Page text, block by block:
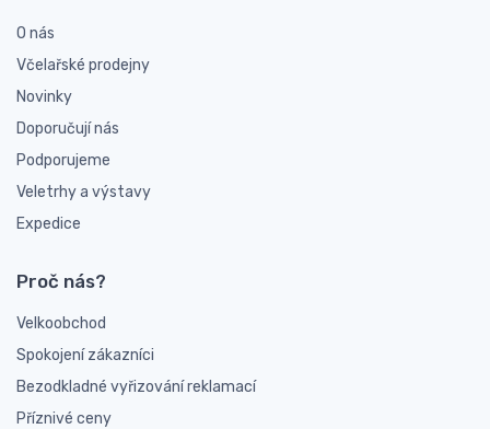
O nás
Včelařské prodejny
Novinky
Doporučují nás
Podporujeme
Veletrhy a výstavy
Expedice
Proč nás?
Velkoobchod
Spokojení zákazníci
Bezodkladné vyřizování reklamací
Příznivé ceny